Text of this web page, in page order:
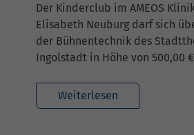
Der Kinderclub im AMEOS
Elisabeth Neuburg darf sich
der Bühnentechnik des
Ingolstadt in Höhe von 500,00
Weiterlesen